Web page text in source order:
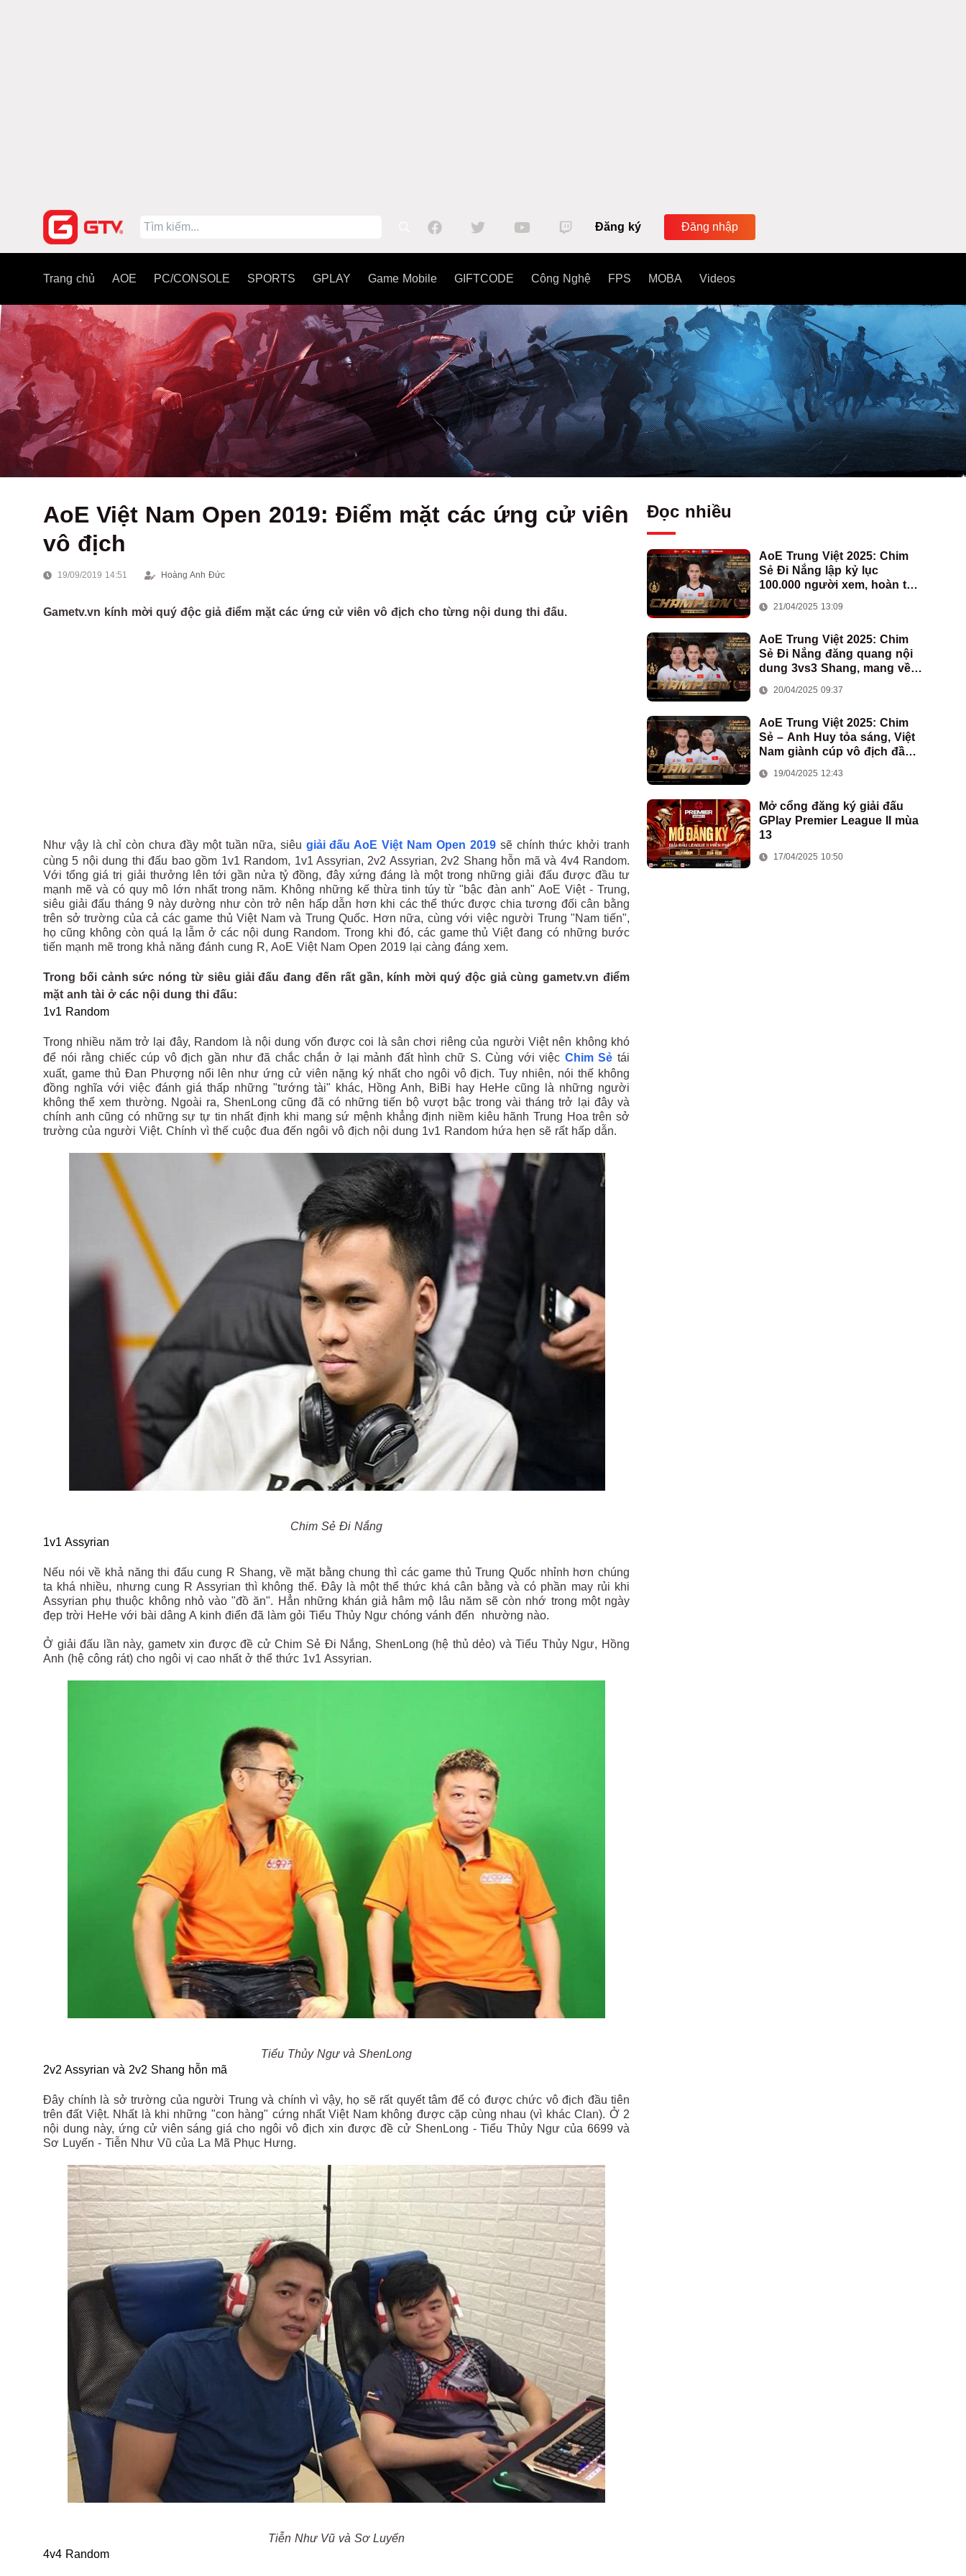
Đăng ký Đăng nhập
Trang chủ AOE PC/CONSOLE SPORTS GPLAY Game Mobile GIFTCODE Công Nghệ FPS MOBA Videos
AoE Việt Nam Open 2019: Điểm mặt các ứng cử viên
vô địch
19/09/2019 14:51 Hoàng Anh Đức
Gametv.vn kính mời quý độc giả điểm mặt các ứng cử viên vô địch cho từng nội dung thi đấu.
Như vậy là chỉ còn chưa đầy một tuần nữa, siêu giải đấu AoE Việt Nam Open 2019 sẽ chính thức khởi tranh
cùng 5 nội dung thi đấu bao gồm 1v1 Random, 1v1 Assyrian, 2v2 Assyrian, 2v2 Shang hỗn mã và 4v4 Random.
Với tổng giá trị giải thưởng lên tới gần nửa tỷ đồng, đây xứng đáng là một trong những giải đấu được đầu tư
mạnh mẽ và có quy mô lớn nhất trong năm. Không những kế thừa tinh túy từ "bậc đàn anh" AoE Việt - Trung,
siêu giải đấu tháng 9 này dường như còn trở nên hấp dẫn hơn khi các thể thức được chia tương đối cân bằng
trên sở trường của cả các game thủ Việt Nam và Trung Quốc. Hơn nữa, cùng với việc người Trung "Nam tiến",
họ cũng không còn quá lạ lẫm ở các nội dung Random. Trong khi đó, các game thủ Việt đang có những bước
tiến mạnh mẽ trong khả năng đánh cung R, AoE Việt Nam Open 2019 lại càng đáng xem.
Trong bối cảnh sức nóng từ siêu giải đấu đang đến rất gần, kính mời quý độc giả cùng gametv.vn điểm
mặt anh tài ở các nội dung thi đấu:
1v1 Random
Trong nhiều năm trở lại đây, Random là nội dung vốn được coi là sân chơi riêng của người Việt nên không khó
để nói rằng chiếc cúp vô địch gần như đã chắc chắn ở lại mảnh đất hình chữ S. Cùng với việc Chim Sẻ tái
xuất, game thủ Đan Phượng nổi lên như ứng cử viên nặng ký nhất cho ngôi vô địch. Tuy nhiên, nói thế không
đồng nghĩa với việc đánh giá thấp những "tướng tài" khác, Hồng Anh, BiBi hay HeHe cũng là những người
không thể xem thường. Ngoài ra, ShenLong cũng đã có những tiến bộ vượt bậc trong vài tháng trở lại đây và
chính anh cũng có những sự tự tin nhất định khi mang sứ mệnh khẳng định niềm kiêu hãnh Trung Hoa trên sở
trường của người Việt. Chính vì thế cuộc đua đến ngôi vô địch nội dung 1v1 Random hứa hẹn sẽ rất hấp dẫn.
Chim Sẻ Đi Nắng
1v1 Assyrian
Nếu nói về khả năng thi đấu cung R Shang, về mặt bằng chung thì các game thủ Trung Quốc nhỉnh hơn chúng
ta khá nhiều, nhưng cung R Assyrian thì không thế. Đây là một thể thức khá cân bằng và có phần may rủi khi
Assyrian phụ thuộc không nhỏ vào "đồ ăn". Hẳn những khán giả hâm mộ lâu năm sẽ còn nhớ trong một ngày
đẹp trời HeHe với bài dâng A kinh điển đã làm gỏi Tiểu Thủy Ngư chóng vánh đến nhường nào.
Ở giải đấu lần này, gametv xin được đề cử Chim Sẻ Đi Nắng, ShenLong (hệ thủ dẻo) và Tiểu Thủy Ngư, Hồng
Anh (hệ công rát) cho ngôi vị cao nhất ở thể thức 1v1 Assyrian.
Tiểu Thủy Ngư và ShenLong
2v2 Assyrian và 2v2 Shang hỗn mã
Đây chính là sở trường của người Trung và chính vì vậy, họ sẽ rất quyết tâm để có được chức vô địch đầu tiên
trên đất Việt. Nhất là khi những "con hàng" cứng nhất Việt Nam không được cặp cùng nhau (vì khác Clan). Ở 2
nội dung này, ứng cử viên sáng giá cho ngôi vô địch xin được đề cử ShenLong - Tiểu Thủy Ngư của 6699 và
Sơ Luyến - Tiễn Như Vũ của La Mã Phục Hưng.
Tiễn Như Vũ và Sơ Luyến
4v4 Random
Đọc nhiều
AoE Trung Việt 2025: Chim
Sẻ Đi Nắng lập kỷ lục
100.000 người xem, hoàn tất
Việt Nam
21/04/2025 13:09
AoE Trung Việt 2025: Chim
Sẻ Đi Nắng đăng quang nội
dung 3vs3 Shang, mang về
đoàn AoE Việt Nam
20/04/2025 09:37
AoE Trung Việt 2025: Chim
Sẻ – Anh Huy tỏa sáng, Việt
Nam giành cúp vô địch đầu
19/04/2025 12:43
Mở cổng đăng ký giải đấu
GPlay Premier League II mùa
13
17/04/2025 10:50